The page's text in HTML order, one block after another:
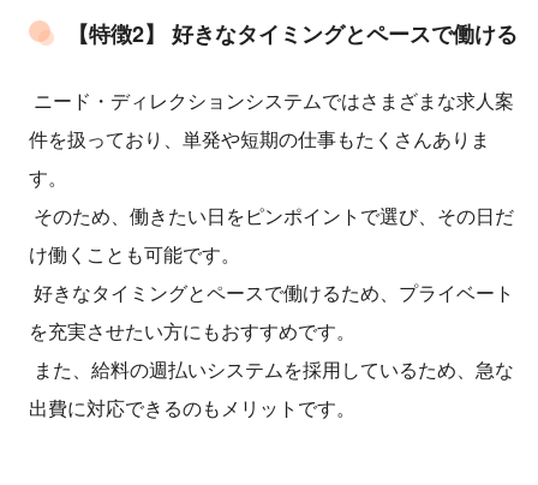
【特徴2】 好きなタイミングとペースで働ける
ニード・ディレクションシステムではさまざまな求人案
件を扱っており、単発や短期の仕事もたくさんありま
す。
そのため、働きたい日をピンポイントで選び、その日だ
け働くことも可能です。
好きなタイミングとペースで働けるため、プライベート
を充実させたい方にもおすすめです。
また、給料の週払いシステムを採用しているため、急な
出費に対応できるのもメリットです。